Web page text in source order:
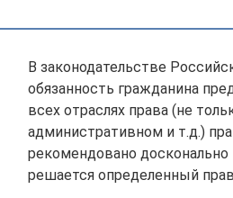
В законодательстве
обязанность гражданина
всех отраслях права (не
административном и т.д.)
рекомендовано досконально
решается определенный